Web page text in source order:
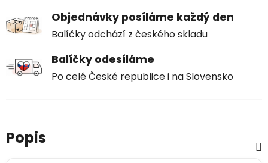
Objednávky posíláme každý den
Balíčky odchází z českého skladu
Balíčky odesíláme
Po celé České republice i na Slovensko
Popis